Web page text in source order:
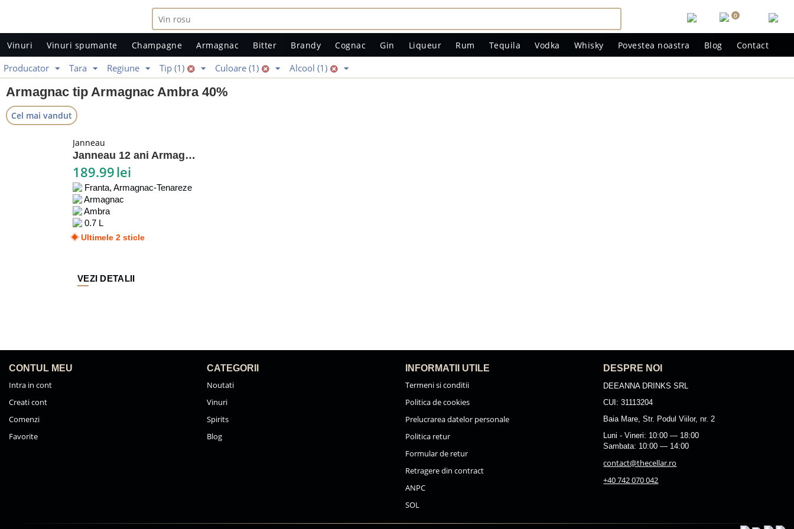
0
Vinuri Vinuri spumante Champagne Armagnac Bitter Brandy Cognac Gin Liqueur Rum Tequila Vodka Whisky Povestea noastra Blog Contact
Producator Tara Regiune Tip (1) Culoare (1) Alcool (1)
Armagnac tip Armagnac Ambra 40%
Cel mai vandut
Janneau
Janneau 12 ani Armagnac
189.99lei
Franta, Armagnac-Tenareze
Armagnac
Ambra
0.7 L
Ultimele 2 sticle
VEZI DETALII
CONTUL MEU
Intra in cont
Creati cont
Comenzi
Favorite
CATEGORII
Noutati
Vinuri
Spirits
Blog
INFORMATII UTILE
Termeni si conditii
Politica de cookies
Prelucrarea datelor personale
Politica retur
Formular de retur
Retragere din contract
ANPC
SOL
DESPRE NOI
DEEANNA DRINKS SRL
CUI: 31113204
Baia Mare, Str. Podul Viilor, nr. 2
Luni - Vineri: 10:00 — 18:00
Sambata: 10:00 — 14:00
contact@thecellar.ro
+40 742 070 042